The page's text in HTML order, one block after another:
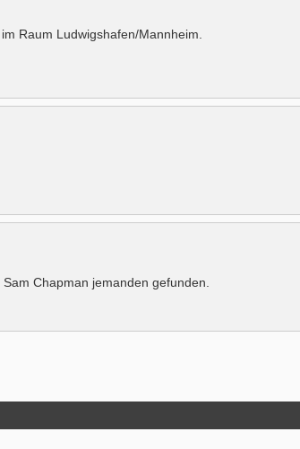
Raum Ludwigshafen/Mannheim.
Chapman jemanden gefunden.